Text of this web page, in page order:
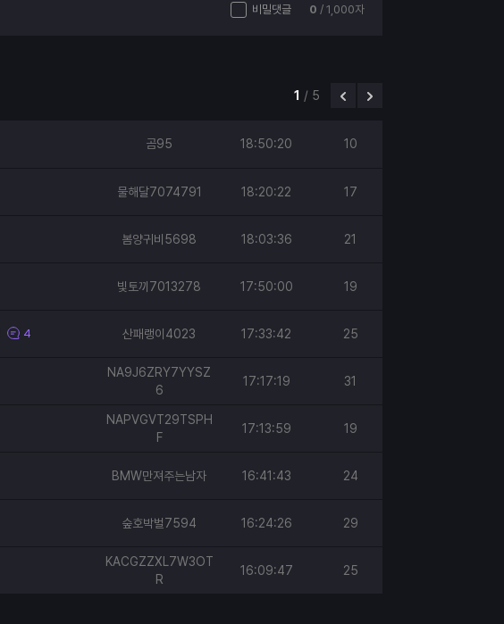
비밀댓글 0 / 1,000자
1 / 5
곰95 18:50:20 10
물해달7074791 18:20:22 17
봄양귀비5698 18:03:36 21
빛토끼7013278 17:50:00 19
4 산패랭이4023 17:33:42 25
NA9J6ZRY7YYSZ
6
17:17:19 31
NAPVGVT29TSPH
F
17:13:59 19
BMW만져주는남자 16:41:43 24
숲호박벌7594 16:24:26 29
KACGZZXL7W3OT
R
16:09:47 25